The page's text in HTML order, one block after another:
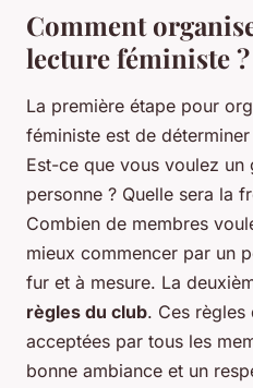
Comment
lecture féministe ?
La première étape pour
féministe est de
Est-ce que vous voulez un
personne ? Quelle sera la
Combien de membres
mieux commencer par un
fur et à mesure. La
règles du club. Ces règles
acceptées par tous les
bonne ambiance et un